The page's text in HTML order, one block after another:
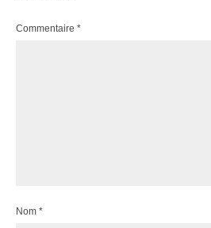
Commentaire *
Nom *